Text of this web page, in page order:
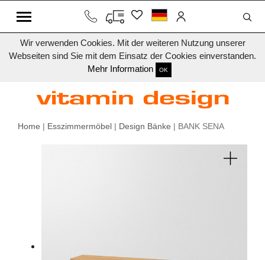
Wir verwenden Cookies. Mit der weiteren Nutzung unserer
Webseiten sind Sie mit dem Einsatz der Cookies einverstanden.
Mehr Information
OK
Home | Esszimmermöbel | Design Bänke | BANK SENA